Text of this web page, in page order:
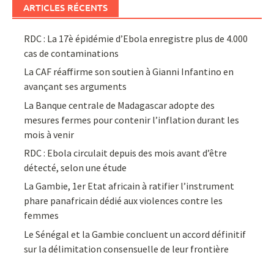
ARTICLES RÉCENTS
RDC : La 17è épidémie d’Ebola enregistre plus de 4.000
cas de contaminations
La CAF réaffirme son soutien à Gianni Infantino en
avançant ses arguments
La Banque centrale de Madagascar adopte des
mesures fermes pour contenir l’inflation durant les
mois à venir
RDC : Ebola circulait depuis des mois avant d’être
détecté, selon une étude
La Gambie, 1er Etat africain à ratifier l’instrument
phare panafricain dédié aux violences contre les
femmes
Le Sénégal et la Gambie concluent un accord définitif
sur la délimitation consensuelle de leur frontière